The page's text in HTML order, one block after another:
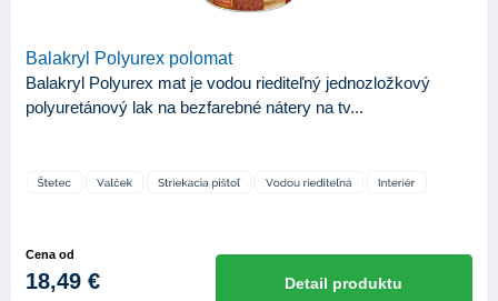
Balakryl Polyurex polomat
Balakryl Polyurex mat je vodou riediteľný jednozložkový
polyuretánový lak na bezfarebné nátery na tv...
Cena od
18,49 € Detail produktu